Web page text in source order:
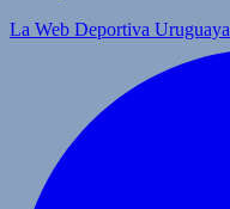
La Web Deportiva Uruguaya